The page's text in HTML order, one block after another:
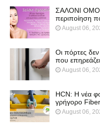
ΣΑΛΟΝΙ
περιποίηση
August 06,
Οι πόρτες
που
August 06,
HCN: Η νέα
γρήγορο Fiber
August 06,